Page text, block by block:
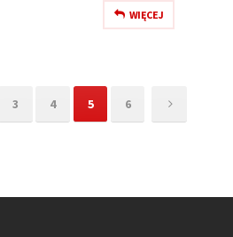
WIĘCEJ
3 4 5 6